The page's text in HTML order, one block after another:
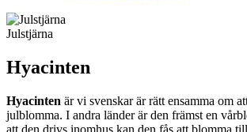
Julstjärna
Hyacinten
Hyacinten är vi svenskar är rätt ensamma om
julblomma. I andra länder är den främst en
att den drivs inomhus kan den fås att blomma